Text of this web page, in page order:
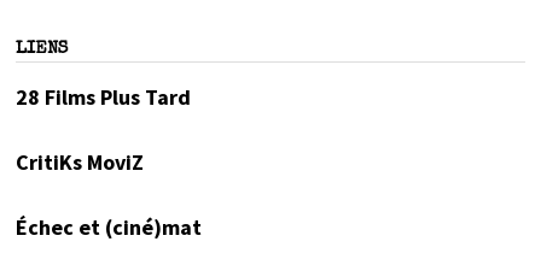
LIENS
28 Films Plus Tard
CritiKs MoviZ
Échec et (ciné)mat